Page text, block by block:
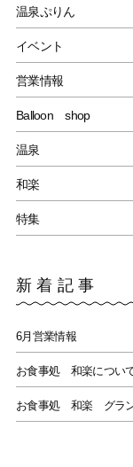
温泉ぷりん
イベント
営業情報
Balloon shop
温泉
和楽
特集
新着記事
6月営業情報
お食事処 和楽につい
お食事処 和楽 グラン